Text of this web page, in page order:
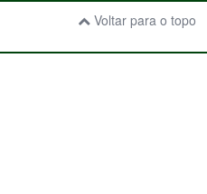
Voltar para o topo